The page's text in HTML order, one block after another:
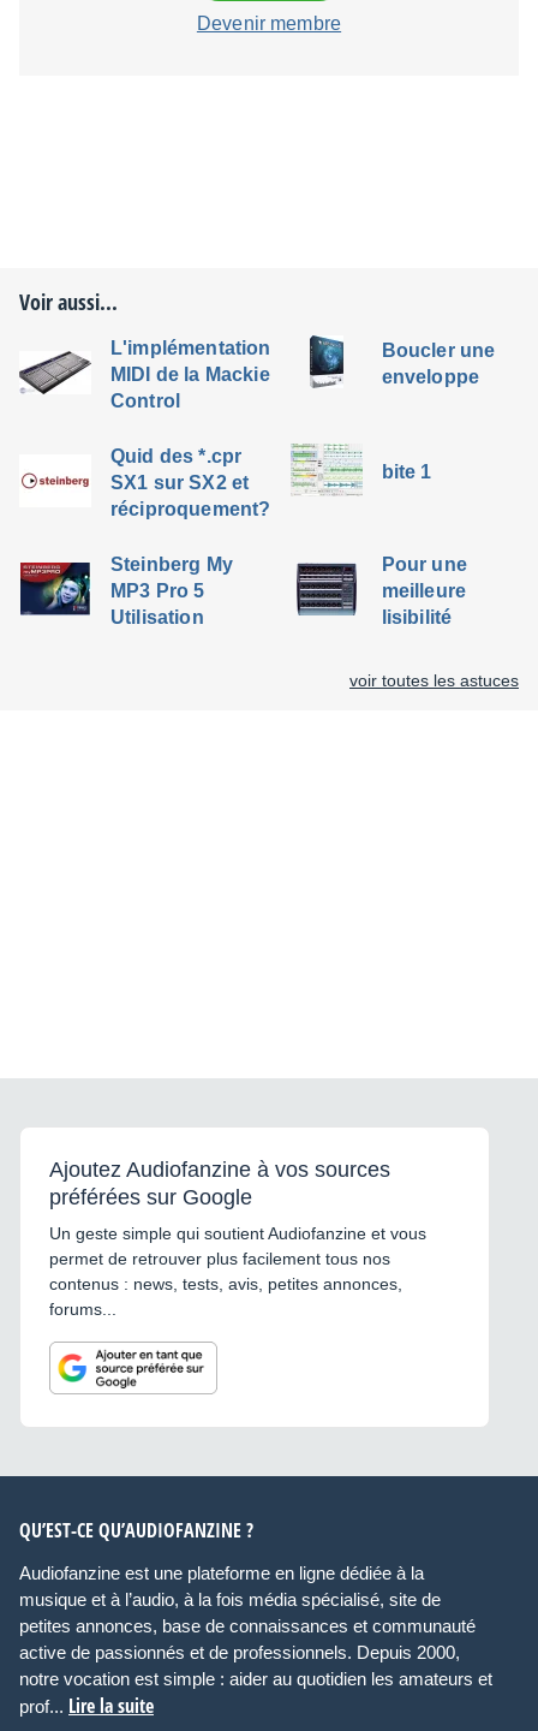
Devenir membre
Voir aussi...
L'implémentation
MIDI de la Mackie
Control
Boucler une
enveloppe
Quid des *.cpr
SX1 sur SX2 et
réciproquement?
bite 1
Steinberg My
MP3 Pro 5
Utilisation
Pour une
meilleure
lisibilité
voir toutes les astuces
Ajoutez Audiofanzine à vos sources
préférées sur Google
Un geste simple qui soutient Audiofanzine et vous
permet de retrouver plus facilement tous nos
contenus : news, tests, avis, petites annonces,
forums...
QU’EST-CE QU’AUDIOFANZINE ?
Audiofanzine est une plateforme en ligne dédiée à la
musique et à l’audio, à la fois média spécialisé, site de
petites annonces, base de connaissances et communauté
active de passionnés et de professionnels. Depuis 2000,
notre vocation est simple : aider au quotidien les amateurs et
prof... Lire la suite